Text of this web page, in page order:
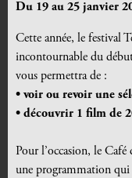
Du 19 au 25 janvier
Cette année, le festival
incontournable du début
vous permettra de :
• voir ou revoir une
• découvrir 1 film de
Pour l’occasion, le Café
une programmation qui